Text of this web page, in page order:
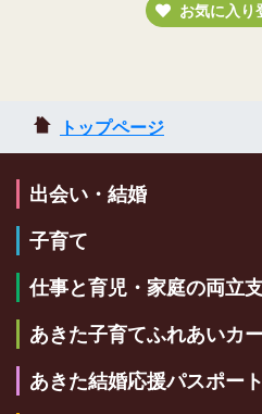
お気に入り
トップページ
出会い・結婚
子育て
仕事と育児・家庭の両立
あきた子育てふれあいカ
あきた結婚応援パスポート